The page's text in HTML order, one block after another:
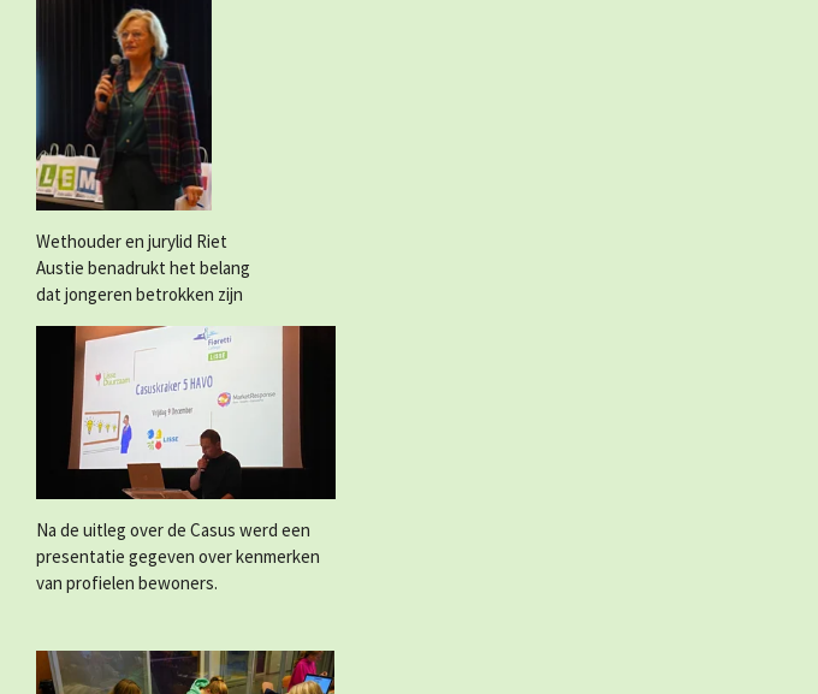
Wethouder en jurylid Riet
Austie benadrukt het belang
dat jongeren betrokken zijn
Na de uitleg over de Casus werd een
presentatie gegeven over kenmerken
van profielen bewoners.